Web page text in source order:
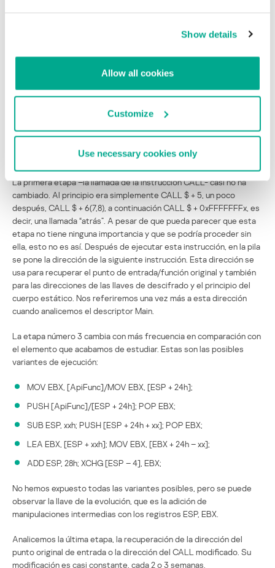
Show details
Allow all cookies
Customize
Use necessary cookies only
Este código corresponde en su totalidad a la lógica de
funcionamiento de todo el bloque. Ahora seguiremos los cambios
de todas las etapas en el tiempo. El único punto que no
analizaremos en profundidad es el segundo (la conservación del
se implementa mediante la instrucción PUSHAD.
etapas del esquema lógico de funcionamiento del bloque.
La primera etapa –la llamada de la instrucción CALL- casi no ha
cambiado. Al principio era simplemente CALL $ + 5, un poco
después, CALL $ + 6(7,8), a continuación CALL $ + 0xFFFFFFFx, es
decir, una llamada “atrás”. A pesar de que pueda parecer que esta
etapa no tiene ninguna importancia y que se podría proceder sin
ella, esto no es así. Después de ejecutar esta instrucción, en la pila
se pone la dirección de la siguiente instrucción. Esta dirección se
usa para recuperar el punto de entrada/función original y también
para las direcciones de las llaves de descifrado y el principio del
cuerpo estático. Nos referiremos una vez más a esta dirección
cuando analicemos el descriptor Main.
La etapa número 3 cambia con más frecuencia en comparación con
el elemento que acabamos de estudiar. Estas son las posibles
variantes de ejecución:
MOV EBX, [ApiFunc]/MOV EBX, [ESP + 24h];
PUSH [ApiFunc]/[ESP + 24h]; POP EBX;
SUB ESP, xxh; PUSH [ESP + 24h + xx]; POP EBX;
LEA EBX, [ESP + xxh]; MOV EBX, [EBX + 24h – xx];
ADD ESP, 28h; XCHG [ESP – 4], EBX;
No hemos expuesto todas las variantes posibles, pero se puede
observar la llave de la evolución, que es la adición de
manipulaciones intermedias con los registros ESP, EBX.
Analicemos la última etapa, la recuperación de la dirección del
punto original de entrada o la dirección del CALL modificado. Su
modificación es casi constante, cada 2 o 3 semanas.